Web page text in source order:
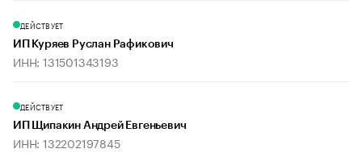
ДЕЙСТВУЕТ
ИП Куряев Руслан Рафикович
ИНН: 131501343193
ДЕЙСТВУЕТ
ИП Щипакин Андрей Евгеньевич
ИНН: 132202197845